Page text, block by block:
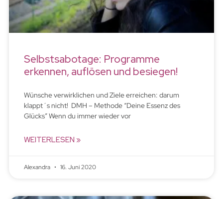
Selbstsabotage: Programme
erkennen, auflösen und besiegen!
Wünsche verwirklichen und Ziele erreichen: darum
klappt´s nicht! DMH – Methode “Deine Essenz des
Glücks” Wenn du immer wieder vor
WEITERLESEN »
Alexandra 16. Juni 2020